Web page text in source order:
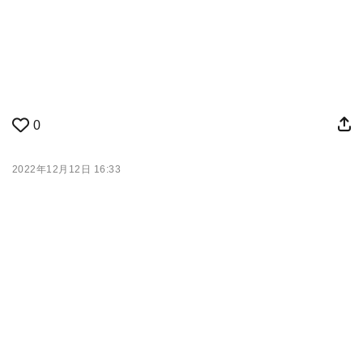
0
2022年12月12日 16:33